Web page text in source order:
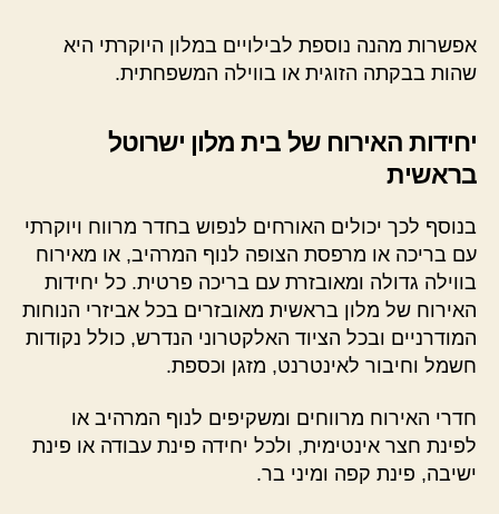
אפשרות מהנה נוספת לבילויים במלון היוקרתי היא
שהות בבקתה הזוגית או בווילה המשפחתית.
יחידות האירוח של בית מלון ישרוטל
בראשית
בנוסף לכך יכולים האורחים לנפוש בחדר מרווח ויוקרתי
עם בריכה או מרפסת הצופה לנוף המרהיב, או מאירוח
בווילה גדולה ומאובזרת עם בריכה פרטית. כל יחידות
האירוח של מלון בראשית מאובזרים בכל אביזרי הנוחות
המודרניים ובכל הציוד האלקטרוני הנדרש, כולל נקודות
חשמל וחיבור לאינטרנט, מזגן וכספת.
חדרי האירוח מרווחים ומשקיפים לנוף המרהיב או
לפינת חצר אינטימית, ולכל יחידה פינת עבודה או פינת
ישיבה, פינת קפה ומיני בר.